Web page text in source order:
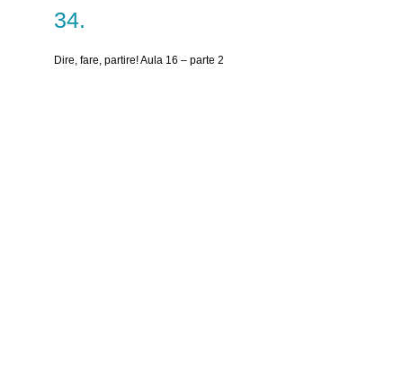
Dire, fare, partire! Aula 16 – parte 2